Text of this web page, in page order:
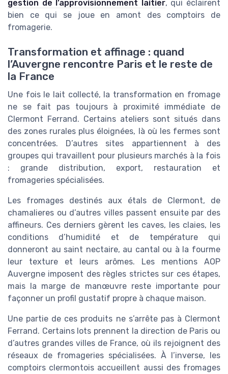
gestion de l’approvisionnement laitier, qui éclairent
bien ce qui se joue en amont des comptoirs de
fromagerie.
Transformation et affinage : quand
l’Auvergne rencontre Paris et le reste de
la France
Une fois le lait collecté, la transformation en fromage
ne se fait pas toujours à proximité immédiate de
Clermont Ferrand. Certains ateliers sont situés dans
des zones rurales plus éloignées, là où les fermes sont
concentrées. D’autres sites appartiennent à des
groupes qui travaillent pour plusieurs marchés à la fois
: grande distribution, export, restauration et
fromageries spécialisées.
Les fromages destinés aux étals de Clermont, de
chamalieres ou d’autres villes passent ensuite par des
affineurs. Ces derniers gèrent les caves, les claies, les
conditions d’humidité et de température qui
donneront au saint nectaire, au cantal ou à la fourme
leur texture et leurs arômes. Les mentions AOP
Auvergne imposent des règles strictes sur ces étapes,
mais la marge de manœuvre reste importante pour
façonner un profil gustatif propre à chaque maison.
Une partie de ces produits ne s’arrête pas à Clermont
Ferrand. Certains lots prennent la direction de Paris ou
d’autres grandes villes de France, où ils rejoignent des
réseaux de fromageries spécialisées. À l’inverse, les
comptoirs clermontois accueillent aussi des fromages